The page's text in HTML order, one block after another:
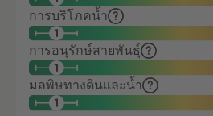
การบริโภคน้ำ
การอนุรักษ์สายพันธุ์
มลพิษทางดินและน้ำ